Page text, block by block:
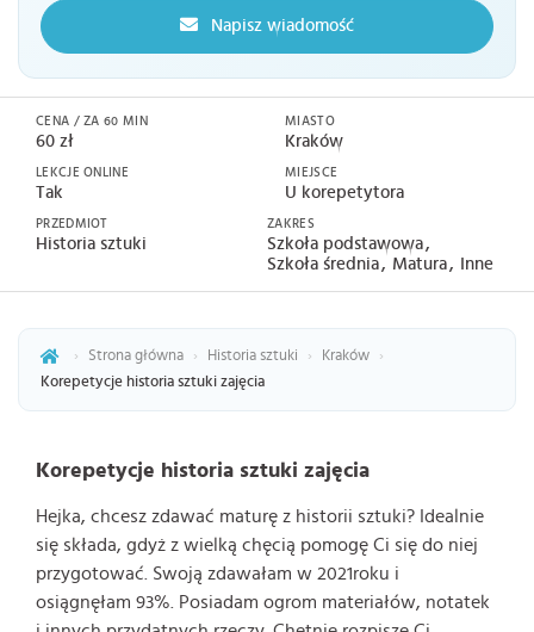
Napisz wiadomość
CENA / ZA 60 MIN
60 zł
LEKCJE ONLINE
Tak
MIASTO
Kraków
MIEJSCE
U korepetytora
PRZEDMIOT
Historia sztuki
ZAKRES
Szkoła podstawowa
Szkoła średnia Matura Inne
› Strona główna › Historia sztuki › Kraków
›
Korepetycje historia sztuki zajęcia
Korepetycje historia sztuki zajęcia
Hejka, chcesz zdawać maturę z historii sztuki? Idealnie
się składa, gdyż z wielką chęcią pomogę Ci się do niej
przygotować. Swoją zdawałam w 2021roku i
osiągnęłam 93%. Posiadam ogrom materiałów, notatek